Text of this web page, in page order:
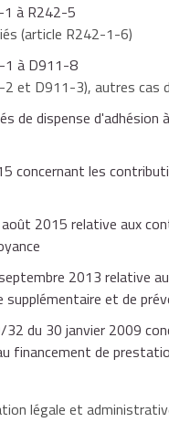
1 à R242-5
(article R242-1-6)
1 à D911-8
et D911-3), autres cas
de dispense
concernant les
2015 relative aux
2013 relative
et de
du 30 janvier 2009
financement de
légale et